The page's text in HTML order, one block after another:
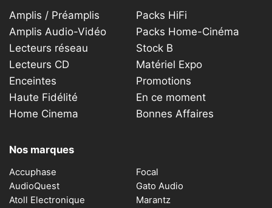
Amplis / Préamplis
Amplis Audio-Vidéo
Lecteurs réseau
Lecteurs CD
Enceintes
Haute Fidélité
Home Cinema
Packs HiFi
Packs Home-Cinéma
Stock B
Matériel Expo
Promotions
En ce moment
Bonnes Affaires
Nos marques
Accuphase
AudioQuest
Atoll Electronique
Focal
Gato Audio
Marantz